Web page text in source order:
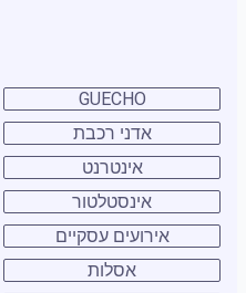
GUECHO
אדני רכבת
אינטרנט
אינסטלטור
אירועים עסקיים
אסלות